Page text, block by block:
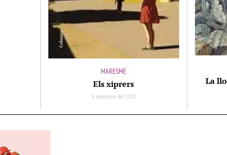
MARESME
Els xiprers
9 desembre del 2025
La